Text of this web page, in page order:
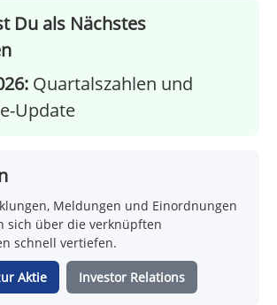
Du als Nächstes
Quartalszahlen und
Update
Meldungen und Einordnungen
sich über die verknüpften
schnell vertiefen.
Aktie Investor Relations